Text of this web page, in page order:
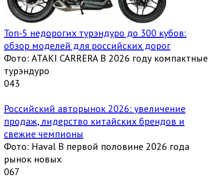
Топ-5 недорогих турэндуро до 300 кубов:
обзор моделей для российских дорог
Фото: ATAKI CARRERA В 2026 году компактные
турэндуро
043
Российский авторынок 2026: увеличение
продаж, лидерство китайских брендов и
свежие чемпионы
Фото: Haval В первой половине 2026 года
рынок новых
067